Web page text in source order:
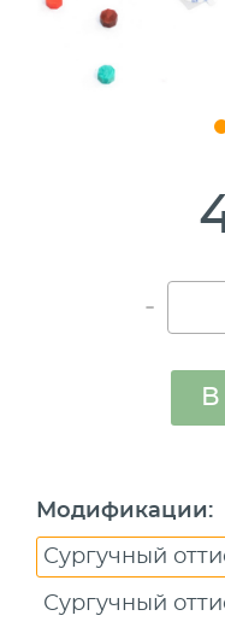
-
Модификации:
Сургучный
Сургучный